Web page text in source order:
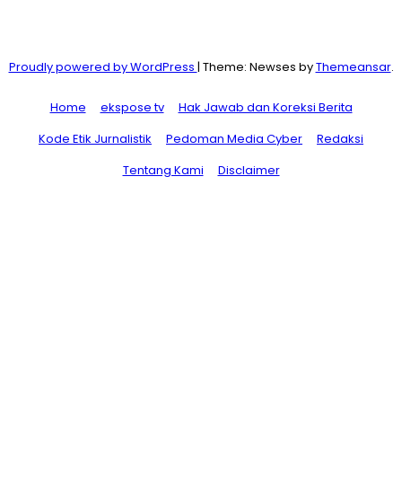
Proudly powered by WordPress | Theme: Newses byThemeansar.
Home ekspose tv
Hak Jawab dan Koreksi Berita
Kode Etik Jurnalistik
Pedoman Media Cyber
Redaksi
Tentang Kami
Disclaimer